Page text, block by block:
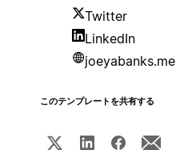
Twitter
LinkedIn
joeyabanks.me
このテンプレートを共有する